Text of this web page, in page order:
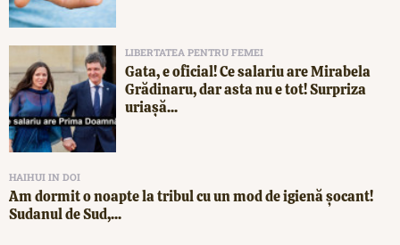
LIBERTATEA PENTRU FEMEI
Gata, e oficial! Ce salariu are Mirabela
Grădinaru, dar asta nu e tot! Surpriza
uriașă...
HAIHUI IN DOI
Am dormit o noapte la tribul cu un mod de igienă șocant!
Sudanul de Sud,...